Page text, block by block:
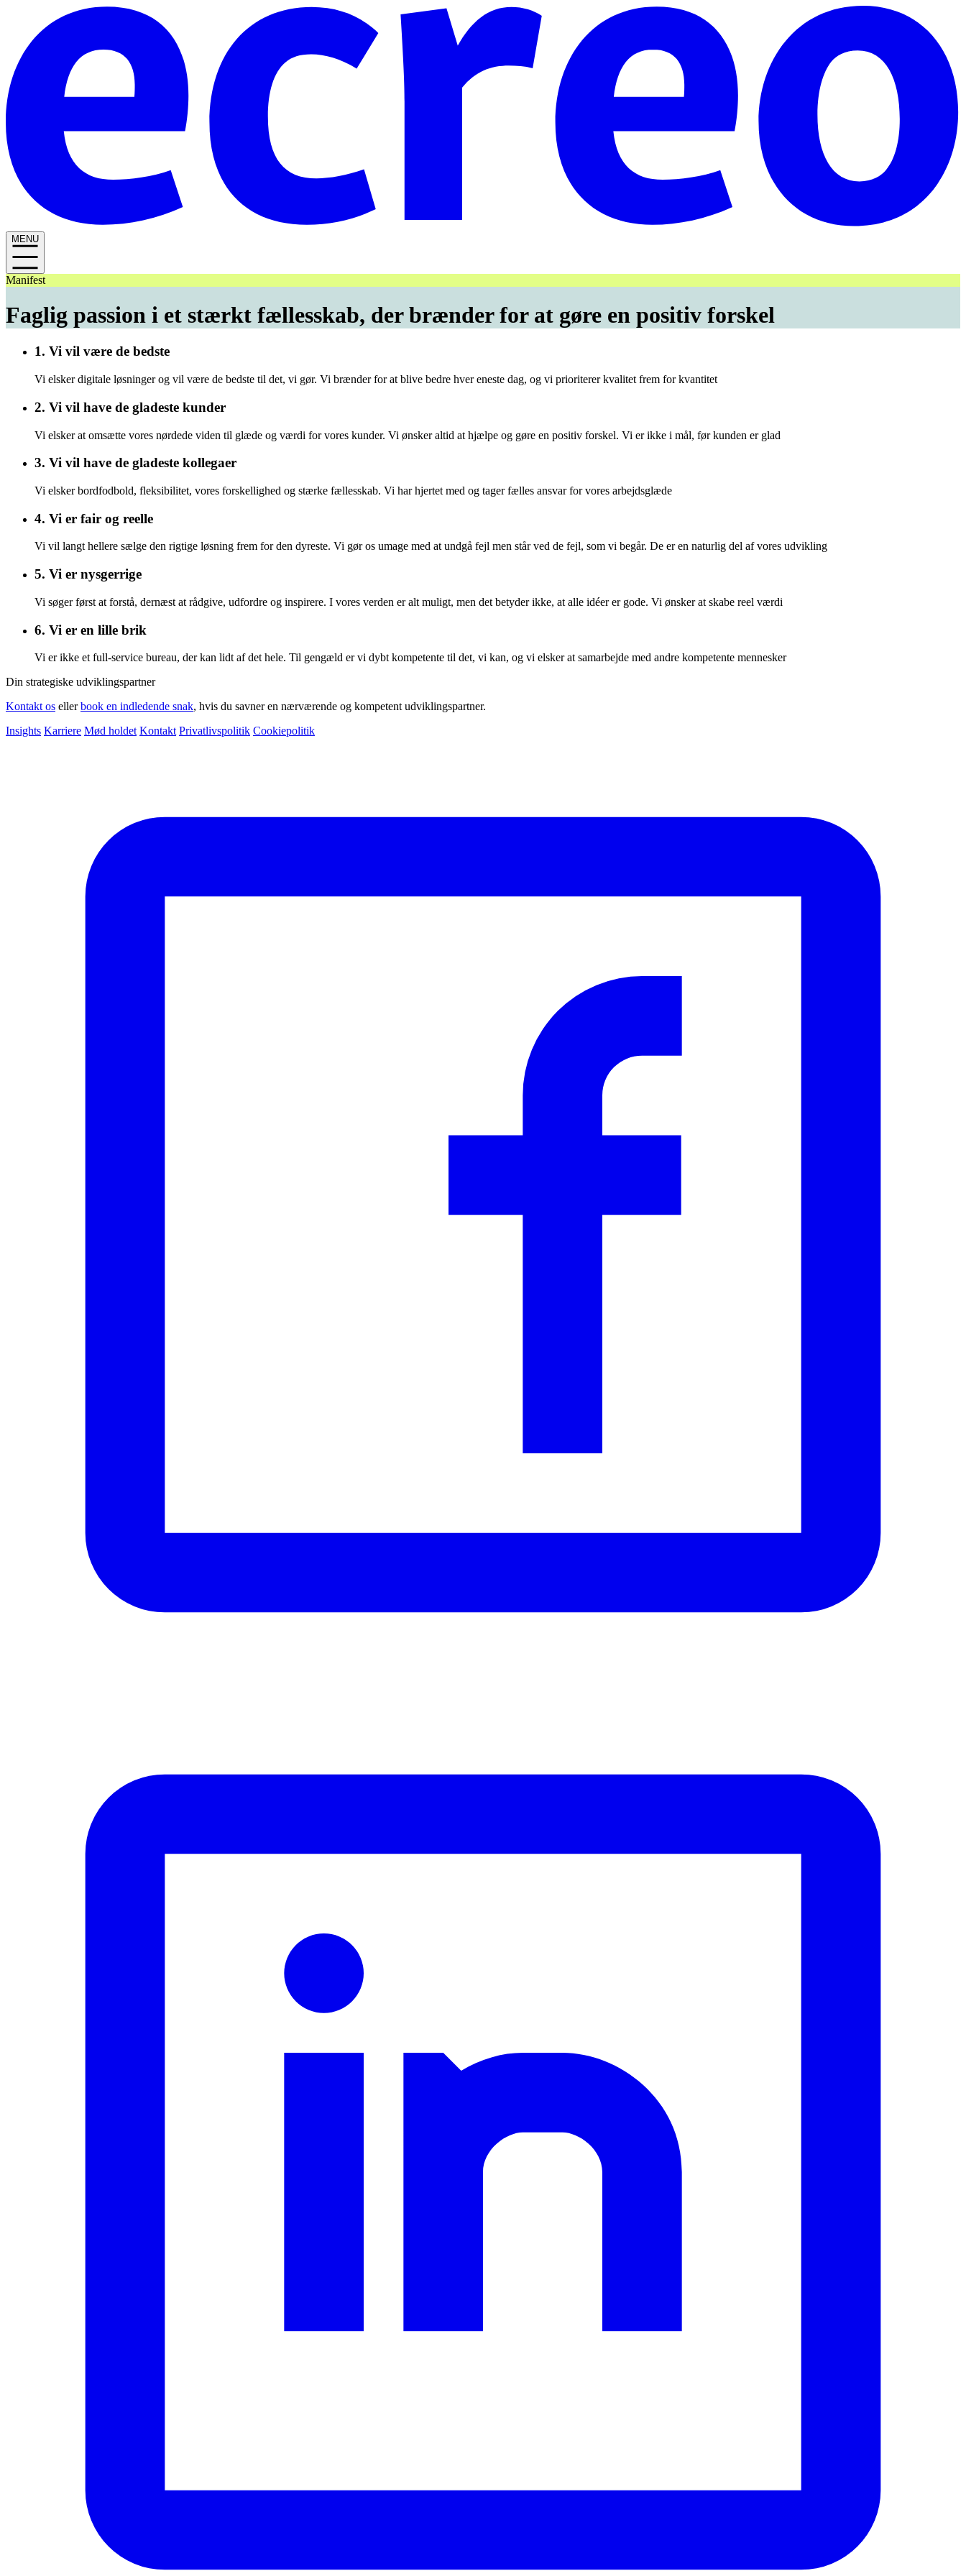
MENU
Manifest
Faglig passion i et stærkt fællesskab, der brænder for at gøre en positiv forskel
1. Vi vil være de bedste
Vi elsker digitale løsninger og vil være de bedste til det, vi gør. Vi brænder for at blive bedre hver eneste dag, og vi prioriterer kvalitet frem for kvantitet
2. Vi vil have de gladeste kunder
Vi elsker at omsætte vores nørdede viden til glæde og værdi for vores kunder. Vi ønsker altid at hjælpe og gøre en positiv forskel. Vi er ikke i mål, før kunden er glad
3. Vi vil have de gladeste kollegaer
Vi elsker bordfodbold, fleksibilitet, vores forskellighed og stærke fællesskab. Vi har hjertet med og tager fælles ansvar for vores arbejdsglæde
4. Vi er fair og reelle
Vi vil langt hellere sælge den rigtige løsning frem for den dyreste. Vi gør os umage med at undgå fejl men står ved de fejl, som vi begår. De er en naturlig del af vores udvikling
5. Vi er nysgerrige
Vi søger først at forstå, dernæst at rådgive, udfordre og inspirere. I vores verden er alt muligt, men det betyder ikke, at alle idéer er gode. Vi ønsker at skabe reel værdi
6. Vi er en lille brik
Vi er ikke et full-service bureau, der kan lidt af det hele. Til gengæld er vi dybt kompetente til det, vi kan, og vi elsker at samarbejde med andre kompetente mennesker
Din strategiske udviklingspartner
Kontakt os ellerbook en indledende snak, hvis du savner en nærværende og kompetent udviklingspartner.
Insights Karriere Mød holdet Kontakt Privatlivspolitik Cookiepolitik